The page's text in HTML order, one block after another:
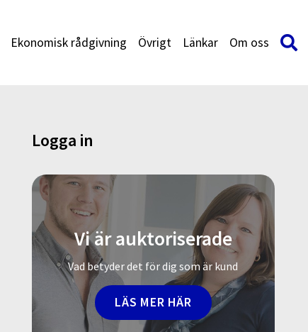
Ekonomisk rådgivning Övrigt Länkar Om oss
Logga in
Vi är auktoriserade
Vad betyder det för dig som är kund
LÄS MER HÄR